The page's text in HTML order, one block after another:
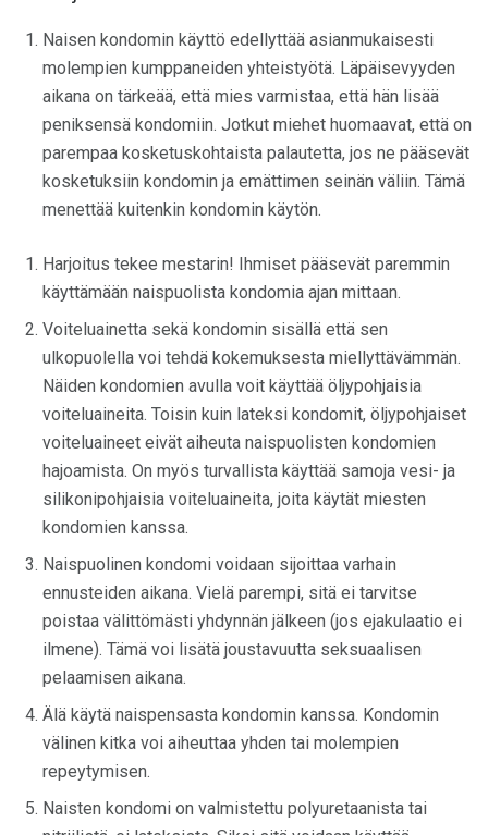
Naisen kondomin käyttö edellyttää asianmukaisesti
molempien kumppaneiden yhteistyötä. Läpäisevyyden
aikana on tärkeää, että mies varmistaa, että hän lisää
peniksensä kondomiin. Jotkut miehet huomaavat, että on
parempaa kosketuskohtaista palautetta, jos ne pääsevät
kosketuksiin kondomin ja emättimen seinän väliin. Tämä
menettää kuitenkin kondomin käytön.
Harjoitus tekee mestarin! Ihmiset pääsevät paremmin
käyttämään naispuolista kondomia ajan mittaan.
Voiteluainetta sekä kondomin sisällä että sen
ulkopuolella voi tehdä kokemuksesta miellyttävämmän.
Näiden kondomien avulla voit käyttää öljypohjaisia ​​
voiteluaineita. Toisin kuin lateksi kondomit, öljypohjaiset
voiteluaineet eivät aiheuta naispuolisten kondomien
hajoamista. On myös turvallista käyttää samoja vesi- ja
silikonipohjaisia ​​voiteluaineita, joita käytät miesten
kondomien kanssa.
Naispuolinen kondomi voidaan sijoittaa varhain
ennusteiden aikana. Vielä parempi, sitä ei tarvitse
poistaa välittömästi yhdynnän jälkeen (jos ejakulaatio ei
ilmene). Tämä voi lisätä joustavuutta seksuaalisen
pelaamisen aikana.
Älä käytä naispensasta kondomin kanssa. Kondomin
välinen kitka voi aiheuttaa yhden tai molempien
repeytymisen.
Naisten kondomi on valmistettu polyuretaanista tai